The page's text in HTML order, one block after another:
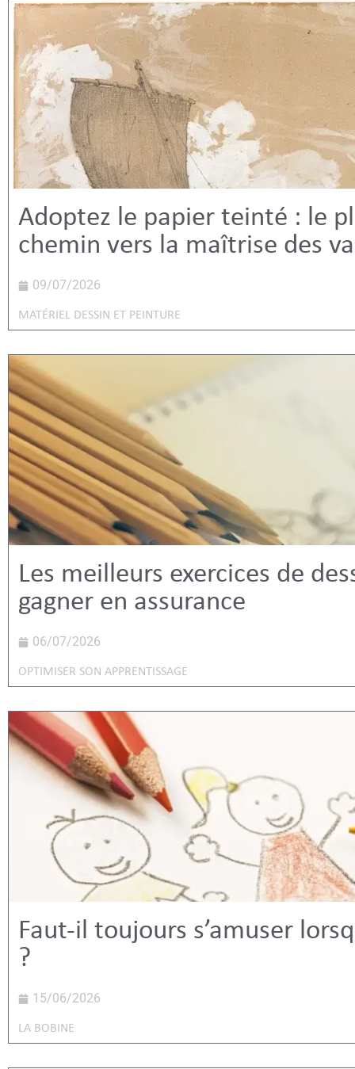
Adoptez le papier teinté : le
chemin vers la maîtrise des
09/07/2026
MATÉRIEL DESSIN ET PEINTURE
Les meilleurs exercices de
gagner en assurance
06/07/2026
OPTIMISER SON APPRENTISSAGE
Faut-il toujours s’amuser
?
15/06/2026
LA BOBINE